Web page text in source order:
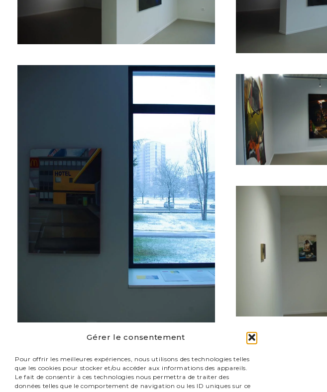
Gérer le consentement
Pour offrir les meilleures expériences, nous utilisons des technologies telles
que les cookies pour stocker et/ou accéder aux informations des appareils.
Le fait de consentir à ces technologies nous permettra de traiter des
données telles que le comportement de navigation ou les ID uniques sur ce